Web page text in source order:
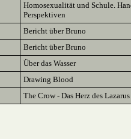
Homosexualität und Schule.
Perspektiven
Bericht über Bruno
Bericht über Bruno
Über das Wasser
Drawing Blood
The Crow - Das Herz des Lazarus